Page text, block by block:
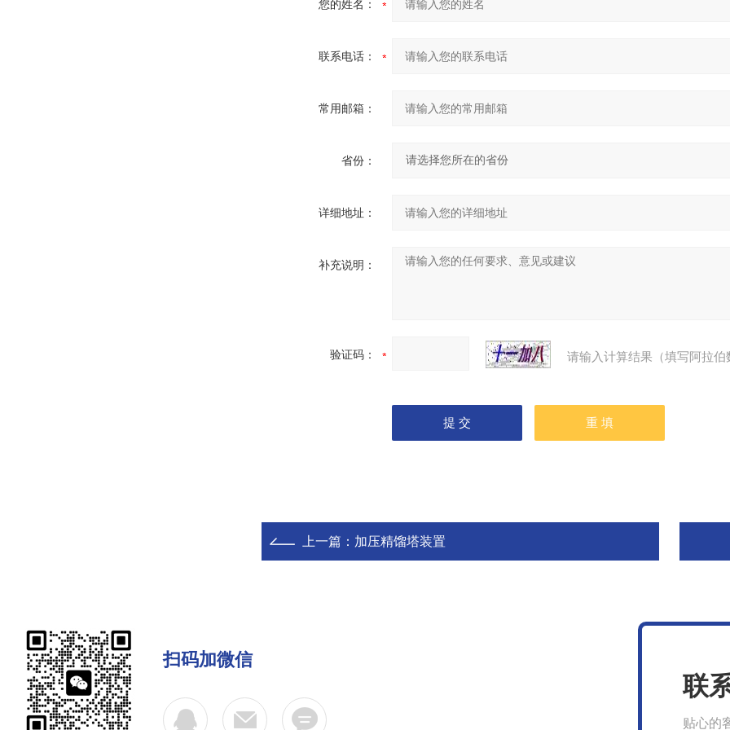
您的姓名：
联系电话：
常用邮箱：
省份：
详细地址：
补充说明：
验证码： 请输入计算结果（填写阿拉
上一篇： 加压精馏塔装置
扫码加微信
联
贴心的